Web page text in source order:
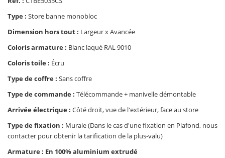
Type : Store banne monobloc
Dimension hors tout : Largeur x Avancée
Coloris armature : Blanc laqué RAL 9010
Coloris toile : Écru
Type de coffre : Sans coffre
Type de commande : Télécommande + manivelle démontable
Arrivée électrique : Côté droit, vue de l'extérieur, face au store
Type de fixation : Murale (Dans le cas d'une fixation en Plafond, nous
contacter pour obtenir la tarification de la plus-valu)
Armature : En 100% aluminium extrudé